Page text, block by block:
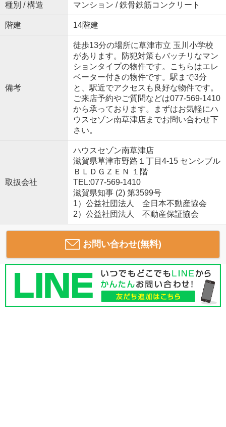
種別 / 構造 マンション / 鉄骨鉄筋コンクリート
階建 14階建
備考
徒歩13分の場所に草津市立 玉川小学校
があります。防犯対策もバッチリなマン
ションタイプの物件です。こちらはエレ
ベーター付きの物件です。駅まで3分
と、駅近でアクセスも良好な物件です。
ご来店予約やご質問などは077-569-1410
から承っております。まずはお気軽にハ
ウスセゾン南草津店までお問い合わせ下
さい。
取扱会社
ハウスセゾン南草津店
滋賀県草津市野路１丁目4-15 センシブル
ＢＬＤＧＺＥＮ １階
TEL:077-569-1410
滋賀県知事 (2) 第3599号
1）公益社団法人 全日本不動産協会
2）公益社団法人 不動産保証協会
お問い合わせ(無料)